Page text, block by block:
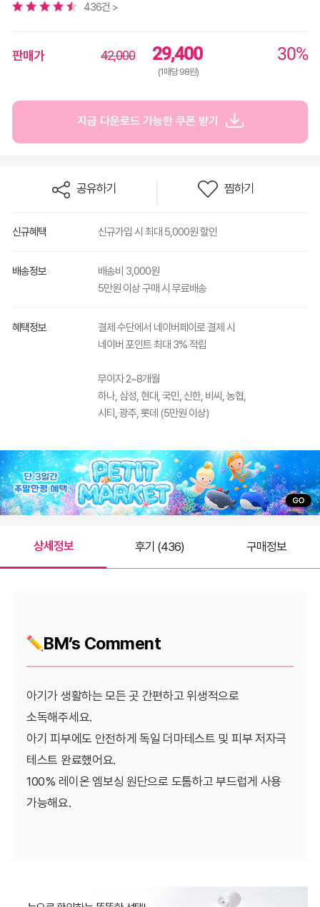
436건 >
판매가 42,000 29,400
(1매당 98원)
30%
지금 다운로드 가능한 쿠폰 받기
공유하기 찜하기
신규혜택 신규가입 시 최대 5,000원 할인
배송정보
배송비 3,000원
5만원 이상 구매 시 무료배송
혜택정보
결제 수단에서 네이버페이로 결제 시
네이버 포인트 최대 3% 적립
무이자 2~8개월
하나, 삼성, 현대, 국민, 신한, 비씨, 농협,
시티, 광주, 롯데 (5만원 이상)
상세정보 후기 (436) 구매정보
BM’s Comment
아기가 생활하는 모든 곳 간편하고 위생적으로
소독해주세요.
아기 피부에도 안전하게 독일 더마테스트 및 피부 저자극
테스트 완료했어요.
100% 레이온 엠보싱 원단으로 도톰하고 부드럽게 사용
가능해요.